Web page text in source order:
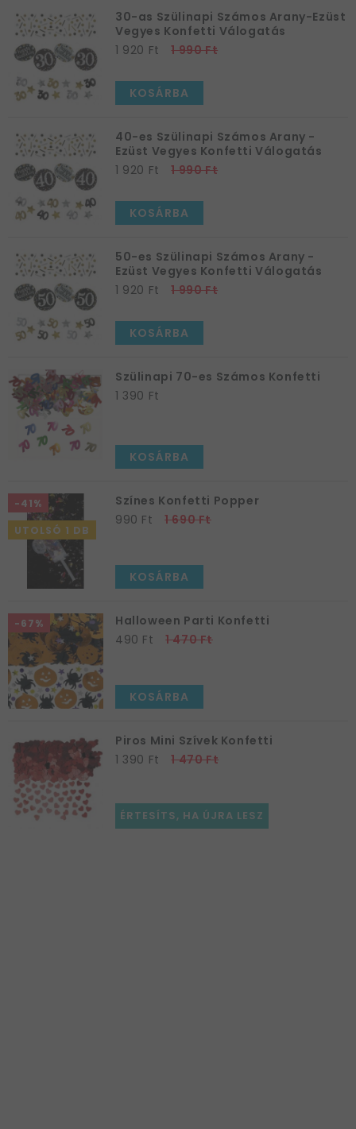
30-as Szülinapi Számos Arany-Ezüst
Vegyes Konfetti Válogatás
1 920 Ft
1 990 Ft
KOSÁRBA
40-es Szülinapi Számos Arany -
Ezüst Vegyes Konfetti Válogatás
1 920 Ft
1 990 Ft
KOSÁRBA
50-es Szülinapi Számos Arany -
Ezüst Vegyes Konfetti Válogatás
1 920 Ft
1 990 Ft
KOSÁRBA
Szülinapi 70-es Számos Konfetti
1 390 Ft
KOSÁRBA
-41%
UTOLSÓ 1 DB
Színes Konfetti Popper
990 Ft
1 690 Ft
KOSÁRBA
-67%
Halloween Parti Konfetti
490 Ft
1 470 Ft
KOSÁRBA
Piros Mini Szívek Konfetti
1 390 Ft
1 470 Ft
ÉRTESÍTS, HA ÚJRA LESZ